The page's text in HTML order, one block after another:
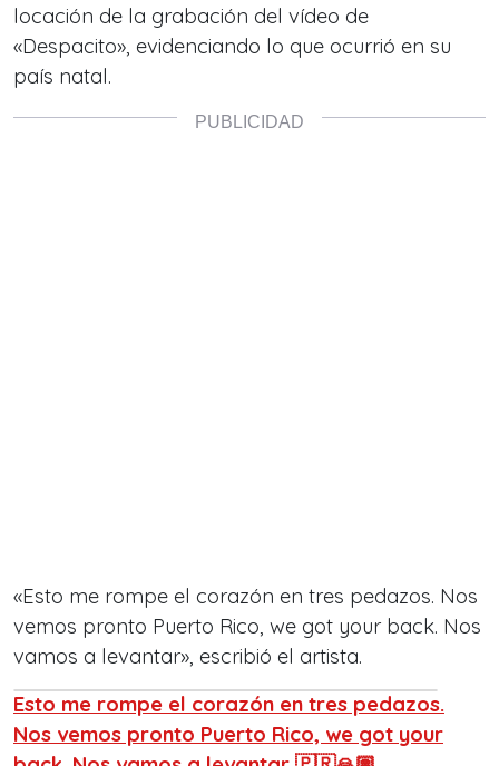
locación de la grabación del vídeo de
«Despacito», evidenciando lo que ocurrió en su
país natal.
«Esto me rompe el corazón en tres pedazos. Nos
vemos pronto Puerto Rico, we got your back. Nos
vamos a levantar», escribió el artista.
Esto me rompe el corazón en tres pedazos.
Nos vemos pronto Puerto Rico, we got your